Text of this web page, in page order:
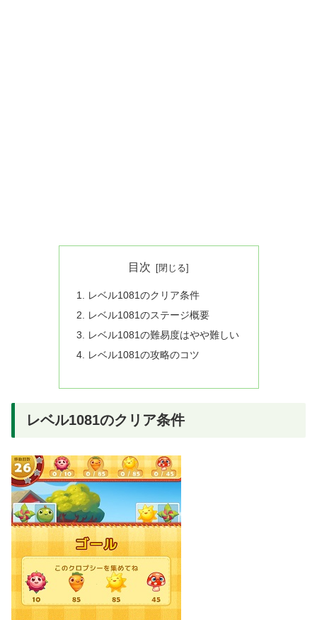
目次
レベル1081のクリア条件
レベル1081のステージ概要
レベル1081の難易度はやや難しい
レベル1081の攻略のコツ
レベル1081のクリア条件